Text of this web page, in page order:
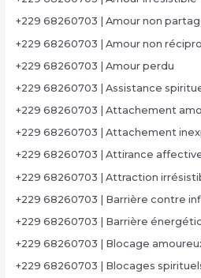
+229 68260703 | Amour non
+229 68260703 | Amour non
+229 68260703 | Amour perdu
+229 68260703 | Assistance
+229 68260703 | Attachement
+229 68260703 | Attachement
+229 68260703 | Attirance
+229 68260703 | Attraction
+229 68260703 | Barrière contre
+229 68260703 | Barrière
+229 68260703 | Blocage
+229 68260703 | Blocages